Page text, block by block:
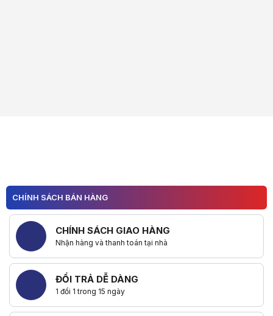
CHÍNH SÁCH BÁN HÀNG
CHÍNH SÁCH GIAO HÀNG
Nhận hàng và thanh toán tại nhà
ĐỔI TRẢ DỄ DÀNG
1 đổi 1 trong 15 ngày